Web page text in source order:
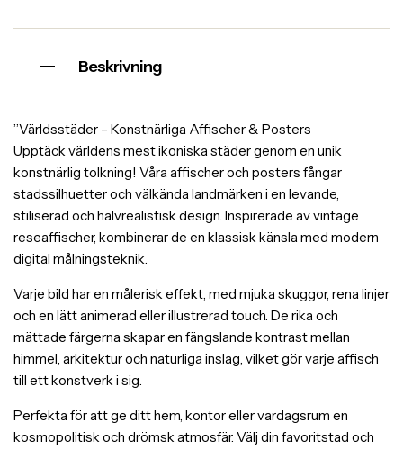
Beskrivning
”Världsstäder – Konstnärliga Affischer & Posters
Upptäck världens mest ikoniska städer genom en unik
konstnärlig tolkning! Våra affischer och posters fångar
stadssilhuetter och välkända landmärken i en levande,
stiliserad och halvrealistisk design. Inspirerade av vintage
reseaffischer, kombinerar de en klassisk känsla med modern
digital målningsteknik.
Varje bild har en målerisk effekt, med mjuka skuggor, rena linjer
och en lätt animerad eller illustrerad touch. De rika och
mättade färgerna skapar en fängslande kontrast mellan
himmel, arkitektur och naturliga inslag, vilket gör varje affisch
till ett konstverk i sig.
Perfekta för att ge ditt hem, kontor eller vardagsrum en
kosmopolitisk och drömsk atmosfär. Välj din favoritstad och